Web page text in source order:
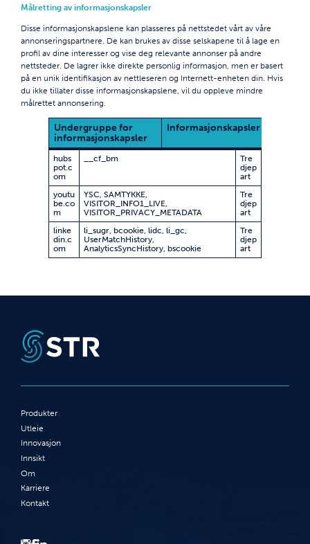
Målretting av informasjonskapsler
Disse informasjonskapslene kan plasseres på nettstedet vårt av våre
annonseringspartnere. De kan brukes av disse selskapene til å lage en
profil av dine interesser og vise deg relevante annonser på andre
nettsteder. De lagrer ikke direkte personlig informasjon, men er basert
på en unik identifikasjon av nettleseren og Internett-enheten din. Hvis
du ikke tillater disse informasjonskapslene, vil du oppleve mindre
målrettet annonsering.
Undergruppe for
informasjonskapsler
Informasjonskapsler
hubs
pot.c
om
__cf_bm
Tre
djep
art
youtu
be.co
m
YSC, SAMTYKKE,
VISITOR_INFO1_LIVE,
VISITOR_PRIVACY_METADATA
Tre
djep
art
linke
din.c
om
li_sugr, bcookie, lidc, li_gc,
UserMatchHistory,
AnalyticsSyncHistory, bscookie
Tre
djep
art
Produkter
Utleie
Innovasjon
Innsikt
Om
Karriere
Kontakt